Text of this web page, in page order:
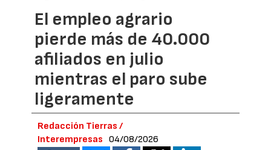
El empleo agrario
pierde más de 40.000
afiliados en julio
mientras el paro sube
ligeramente
Redacción Tierras /
Interempresas
04/08/2026